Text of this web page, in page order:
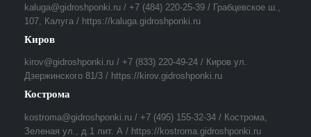
kaluga@gidroshponki.ru / +7 (484) 220-25-39 / Грабцевское ш.,
107, Калуга / https://kaluga.gidroshponki.ru
Киров
kirov@gidroshponki.ru / +7 (833) 220-49-24 / Киров ул.
Дзержинского 81/3 / https://kirov.gidroshponki.ru
Кострома
kostroma@gidroshponki.ru / +7 (495) 155-32-34 / Кострома,
Зеленая ул., д.1 лит. А / https://kostroma.gidroshponki.ru